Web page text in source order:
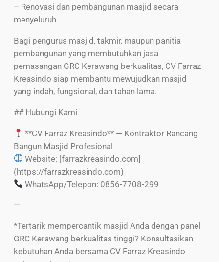
– Renovasi dan pembangunan masjid secara
menyeluruh
Bagi pengurus masjid, takmir, maupun panitia
pembangunan yang membutuhkan jasa
pemasangan GRC Kerawang berkualitas, CV Farraz
Kreasindo siap membantu mewujudkan masjid
yang indah, fungsional, dan tahan lama.
## Hubungi Kami
**CV Farraz Kreasindo** — Kontraktor Rancang
Bangun Masjid Profesional
Website: [farrazkreasindo.com]
(https://farrazkreasindo.com)
WhatsApp/Telepon: 0856-7708-299
—
*Tertarik mempercantik masjid Anda dengan panel
GRC Kerawang berkualitas tinggi? Konsultasikan
kebutuhan Anda bersama CV Farraz Kreasindo